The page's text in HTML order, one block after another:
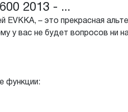
2013 - ...
– это прекрасная
у вас не будет вопросов ни
функции: